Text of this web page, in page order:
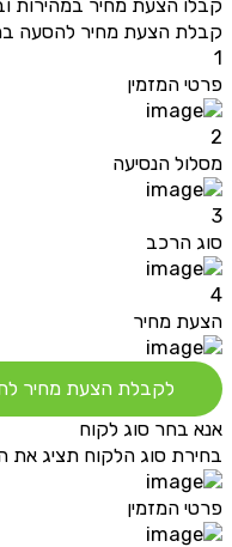
קבלו הצעת מחיר במהירות
קבלת הצעת מחיר להסעה
1
פרטי המזמין
2
מסלול הנסיעה
3
סוג הרכב
4
הצעת מחיר
לקבלת הצעת מחיר
אנא בחר סוג לקוח
בחירת סוג הלקוח תציג את
פרטי המזמין